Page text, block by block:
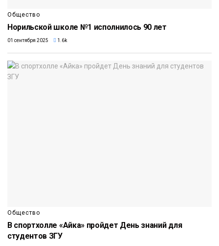
Общество
Норильской школе №1 исполнилось 90 лет
01 сентября 2025 1.6k
Общество
В спортхолле «Айка» пройдет День знаний для
студентов ЗГУ